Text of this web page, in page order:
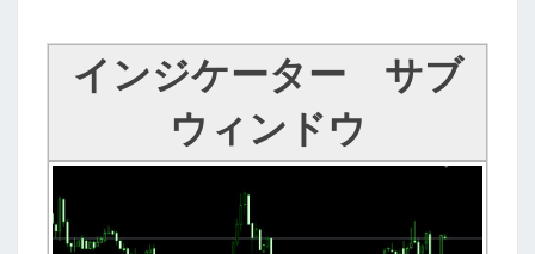
インジケーター サブ
ウィンドウ